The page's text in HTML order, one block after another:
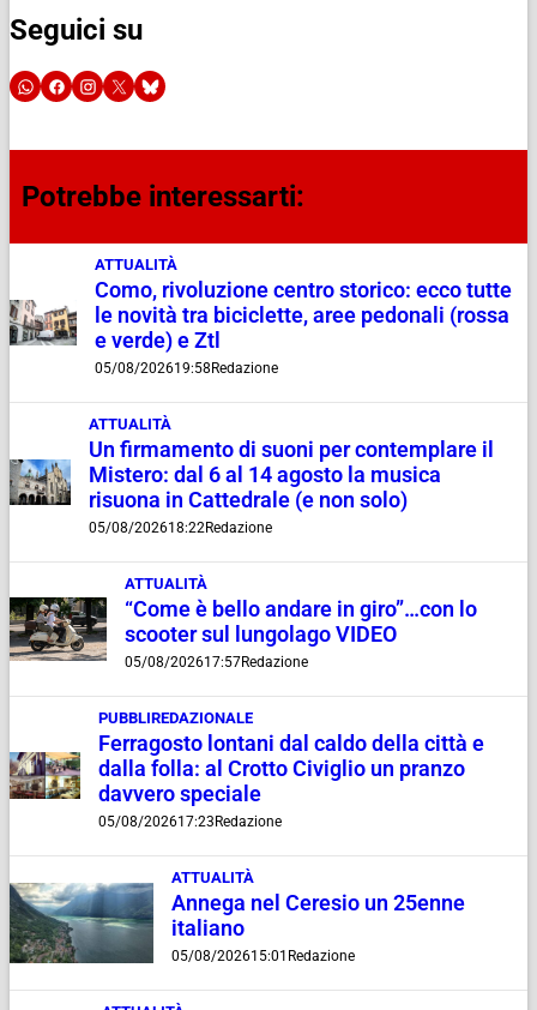
Seguici su
Potrebbe interessarti:
ATTUALITÀ
Como, rivoluzione centro storico: ecco tutte
le novità tra biciclette, aree pedonali (rossa
e verde) e Ztl
05/08/202619:58 Redazione
ATTUALITÀ
Un firmamento di suoni per contemplare il
Mistero: dal 6 al 14 agosto la musica
risuona in Cattedrale (e non solo)
05/08/202618:22Redazione
ATTUALITÀ
“Come è bello andare in giro”…con lo
scooter sul lungolago VIDEO
05/08/202617:57Redazione
PUBBLIREDAZIONALE
Ferragosto lontani dal caldo della città e
dalla folla: al Crotto Civiglio un pranzo
davvero speciale
05/08/202617:23 Redazione
ATTUALITÀ
Annega nel Ceresio un 25enne
italiano
05/08/202615:01 Redazione